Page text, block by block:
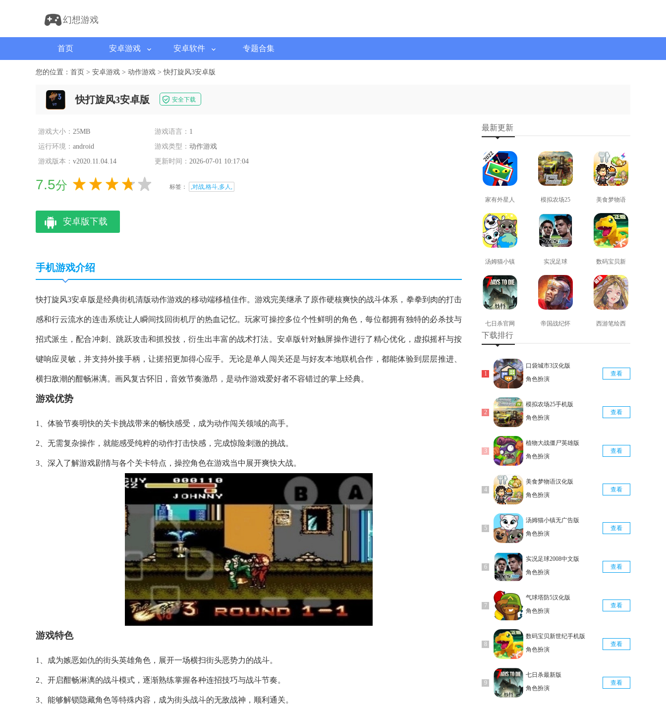
幻想游戏
首页 安卓游戏 安卓软件 专题合集
您的位置： 首页 > 安卓游戏 > 动作游戏 >快打旋风3安卓版
快打旋风3安卓版 安全下载
游戏大小： 25MB 游戏语言： 1
运行环境： android 游戏类型： 动作游戏
游戏版本： v2020.11.04.14 更新时间： 2026-07-01 10:17:04
7.5分 标签： ,对战,格斗,多人,
安卓版下载
手机游戏介绍
快打旋风3安卓版是经典街机清版动作游戏的移动端移植佳作。游戏完美继承了原作硬核爽快的战斗体系，拳拳到肉的打击
感和行云流水的连击系统让人瞬间找回街机厅的热血记忆。玩家可操控多位个性鲜明的角色，每位都拥有独特的必杀技与
招式派生，配合冲刺、跳跃攻击和抓投技，衍生出丰富的战术打法。安卓版针对触屏操作进行了精心优化，虚拟摇杆与按
键响应灵敏，并支持外接手柄，让搓招更加得心应手。无论是单人闯关还是与好友本地联机合作，都能体验到层层推进、
横扫敌潮的酣畅淋漓。画风复古怀旧，音效节奏激昂，是动作游戏爱好者不容错过的掌上经典。
游戏优势
1、体验节奏明快的关卡挑战带来的畅快感受，成为动作闯关领域的高手。
2、无需复杂操作，就能感受纯粹的动作打击快感，完成惊险刺激的挑战。
3、深入了解游戏剧情与各个关卡特点，操控角色在游戏当中展开爽快大战。
游戏特色
1、成为嫉恶如仇的街头英雄角色，展开一场横扫街头恶势力的战斗。
2、开启酣畅淋漓的战斗模式，逐渐熟练掌握各种连招技巧与战斗节奏。
3、能够解锁隐藏角色等特殊内容，成为街头战斗的无敌战神，顺利通关。
最新更新
家有外星人
免费版
查看
模拟农场25
免费版
查看
美食梦物语
正版
查看
汤姆猫小镇
免费版
查看
实况足球
2008安卓版
查看
数码宝贝新
世纪免费版
查看
七日杀官网
版
查看
帝国战纪怀
西游笔绘西
下载排行
口袋城市3汉化版
角色扮演
查看
模拟农场25手机版
角色扮演
查看
植物大战僵尸英雄版
角色扮演
查看
美食梦物语汉化版
角色扮演
查看
汤姆猫小镇无广告版
角色扮演
查看
实况足球2008中文版
角色扮演
查看
气球塔防5汉化版
角色扮演
查看
数码宝贝新世纪手机版
角色扮演
查看
七日杀最新版
角色扮演
查看